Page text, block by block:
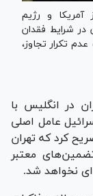
آمریکا و رژیم
شرایط فقدان
تکرار تجاوز،
در انگلیس با
عامل اصلی
کرد که تهران
معتبر
نخواهد شد.